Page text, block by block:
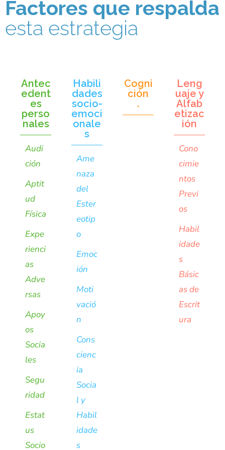
Factores que respalda
esta estrategia
Antec
edent
es
perso
nales
Audi
ción
Aptit
ud
Física
Expe
rienci
as
Adve
rsas
Apoy
os
Socia
les
Segu
ridad
Estat
us
Socio
Habili
dades
socio-
emoci
onale
s
Ame
naza
del
Ester
eotip
o
Emoc
ión
Moti
vació
n
Cons
cienc
ia
Socia
l y
Habil
idade
s
Cogni
ción
.
Leng
uaje y
Alfab
etizac
ión
Cono
cimie
ntos
Previ
os
Habil
idade
s
Básic
as de
Escrit
ura